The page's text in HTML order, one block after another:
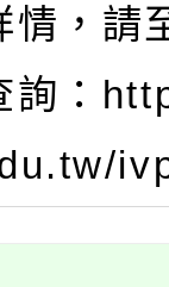
情，請
詢：